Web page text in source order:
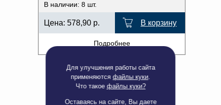
Для улучшения работы сайта
применяютсяфайлы куки.
Что такое файлы куки?
Оставаясь на сайте, Вы даете
В наличии: 8 шт.
Цена: 578,90 р. В корзину
Подробнее